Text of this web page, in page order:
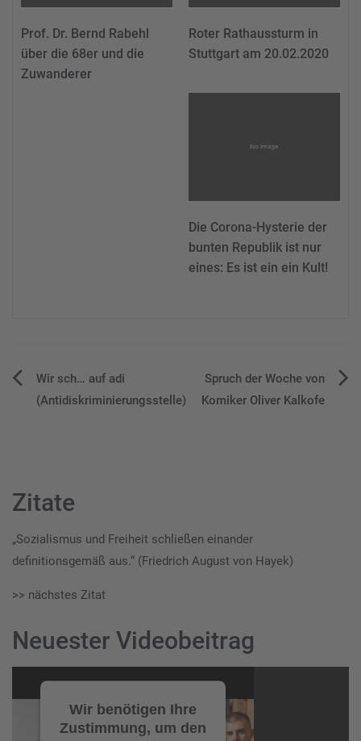
Prof. Dr. Bernd Rabehl
über die 68er und die
Zuwanderer
Roter Rathaussturm in
Stuttgart am 20.02.2020
Die Corona-Hysterie der
bunten Republik ist nur
eines: Es ist ein ein Kult!
Beitragsnavigation
Wir sch… auf adi
(Antidiskriminierungsstelle)
Spruch der Woche von
Komiker Oliver Kalkofe
Zitate
„Sozialismus und Freiheit schließen einander
definitionsgemäß aus.“ (Friedrich August von Hayek)
>> nächstes Zitat
Neuester Videobeitrag
Player
Wir benötigen Ihre
Zustimmung, um den